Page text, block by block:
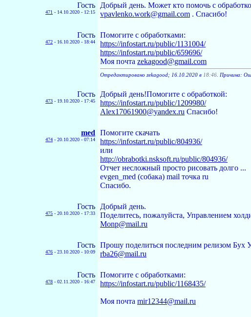
Гость
471 - 14.10.2020 - 12:15
Добрый день. Может кто помочь с
vpavlenko.work@gmail.com . Спасибо!
Гость
472 - 16.10.2020 - 18:44
Помогите с обработками:
https://infostart.ru/public/1131004/
https://infostart.ru/public/659696/
Моя почта zekagood@gmail.com
Отредактировано zekagood; 16.10.2020 в 18:46 . Причина:
Гость
473 - 19.10.2020 - 17:45
Добрый день!Помогите с обработкой:
https://infostart.ru/public/1209980/
Alex17061900@yandex.ru Спасибо!
med
474 - 20.10.2020 - 07:14
Помогите скачать
https://infostart.ru/public/804936/
или
http://obrabotki.nsksoft.ru/public/804936/
Отчет несложный просто рисовать долго ...
evgen_med (собака) mail точка ru
Спасибо.
Гость
475 - 20.10.2020 - 17:33
Добрый день.
Поделитесь, пожалуйста, Управлением
Monp@mail.ru
Гость
476 - 23.10.2020 - 10:09
Прошу поделиться последним релизом
rba26@mail.ru
Гость
478 - 02.11.2020 - 16:47
Помогите с обработками:
https://infostart.ru/public/1168435/
Моя почта mir12344@mail.ru